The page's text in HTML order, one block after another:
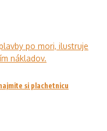
si plachetnicu